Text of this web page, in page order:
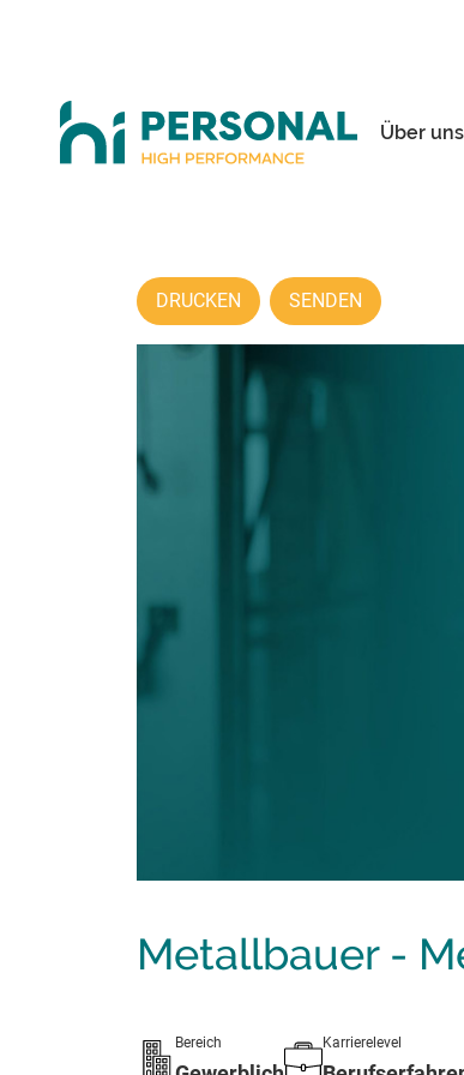
Über uns
DRUCKEN SENDEN
Metallbauer -
Bereich Karrierelevel